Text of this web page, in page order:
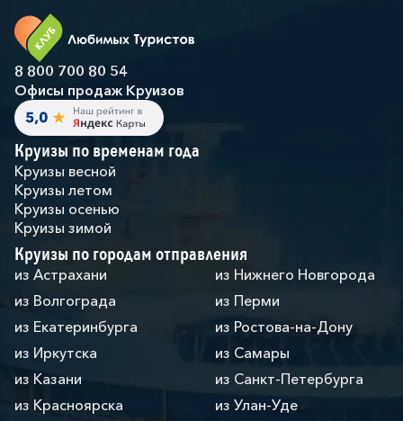
8 800 700 80 54
Офисы продаж Круизов
Круизы по временам года
Круизы весной
Круизы летом
Круизы осенью
Круизы зимой
Круизы по городам отправления
из Астрахани
из Волгограда
из Екатеринбурга
из Иркутска
из Казани
из Красноярска
из Нижнего Новгорода
из Перми
из Ростова-на-Дону
из Самары
из Санкт-Петербурга
из Улан-Уде